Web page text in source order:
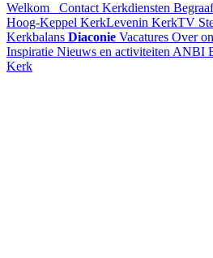
Welkom Contact Kerkdiensten
Hoog-Keppel KerkLevenin KerkTV
Kerkbalans Diaconie Vacatures Over
Inspiratie Nieuws en activiteiten ANBI
Kerk